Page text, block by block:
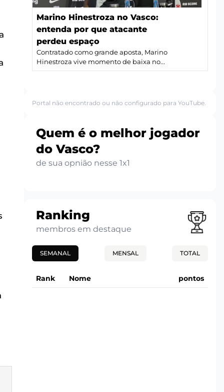
Marino Hinestroza no Vasco:
entenda por que atacante
perdeu espaço
Contratado como grande aposta, Marino
Hinestroza vive momento de baixa no...
Portal não encontrado ou não configurado para YouTube.
Quem é o melhor jogador
do Vasco?
de sua opnião nesse 1x1
Ranking
membros em destaque
SEMANAL MENSAL TOTAL
Rank Nome pontos